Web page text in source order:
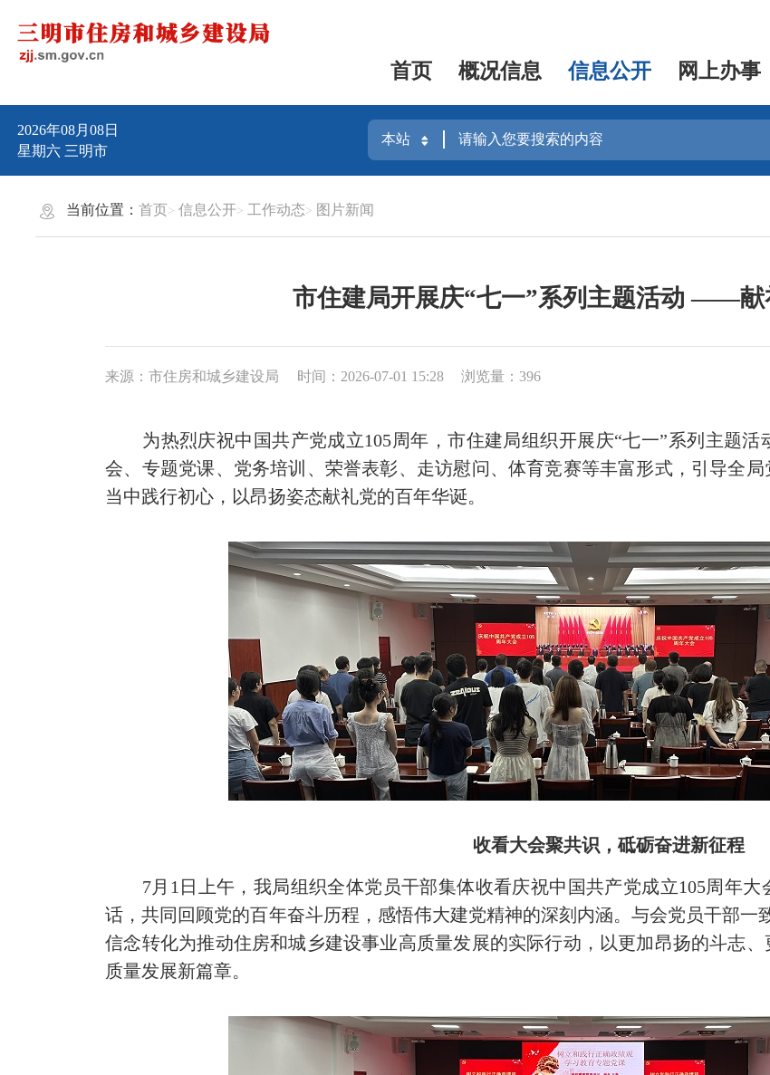
首页 概况信息 信息公开 网上办事
2026年08月08日
星期六 三明市
当前位置：首页 信息公开 工作动态 图片新闻
市住建局开展庆“七一”系列主题活动 ——献
来源：市住房和城乡建设局 时间：2026-07-01 15:28 浏览量：396
为热烈庆祝中国共产党成立105周年，市住建局组织开展庆“七一”系列主题活
会、专题党课、党务培训、荣誉表彰、走访慰问、体育竞赛等丰富形式，引导全
当中践行初心，以昂扬姿态献礼党的百年华诞。
收看大会聚共识，砥砺奋进新征程
7月1日上午，我局组织全体党员干部集体收看庆祝中国共产党成立105周年大
话，共同回顾党的百年奋斗历程，感悟伟大建党精神的深刻内涵。与会党员干部一
信念转化为推动住房和城乡建设事业高质量发展的实际行动，以更加昂扬的斗志
质量发展新篇章。